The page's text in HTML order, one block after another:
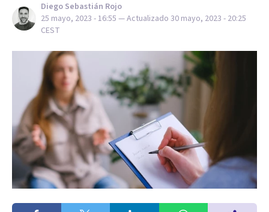
Diego Sebastián Rojo
25 mayo, 2023 - 16:55 — Actualizado 30 mayo, 2023 - 20:25
CEST